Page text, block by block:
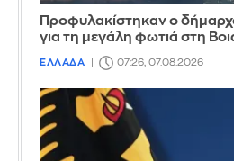
Προφυλακίστηκαν ο
για τη μεγάλη φωτιά στη
ΕΛΛΑΔΑ 07:26, 07.08.2026